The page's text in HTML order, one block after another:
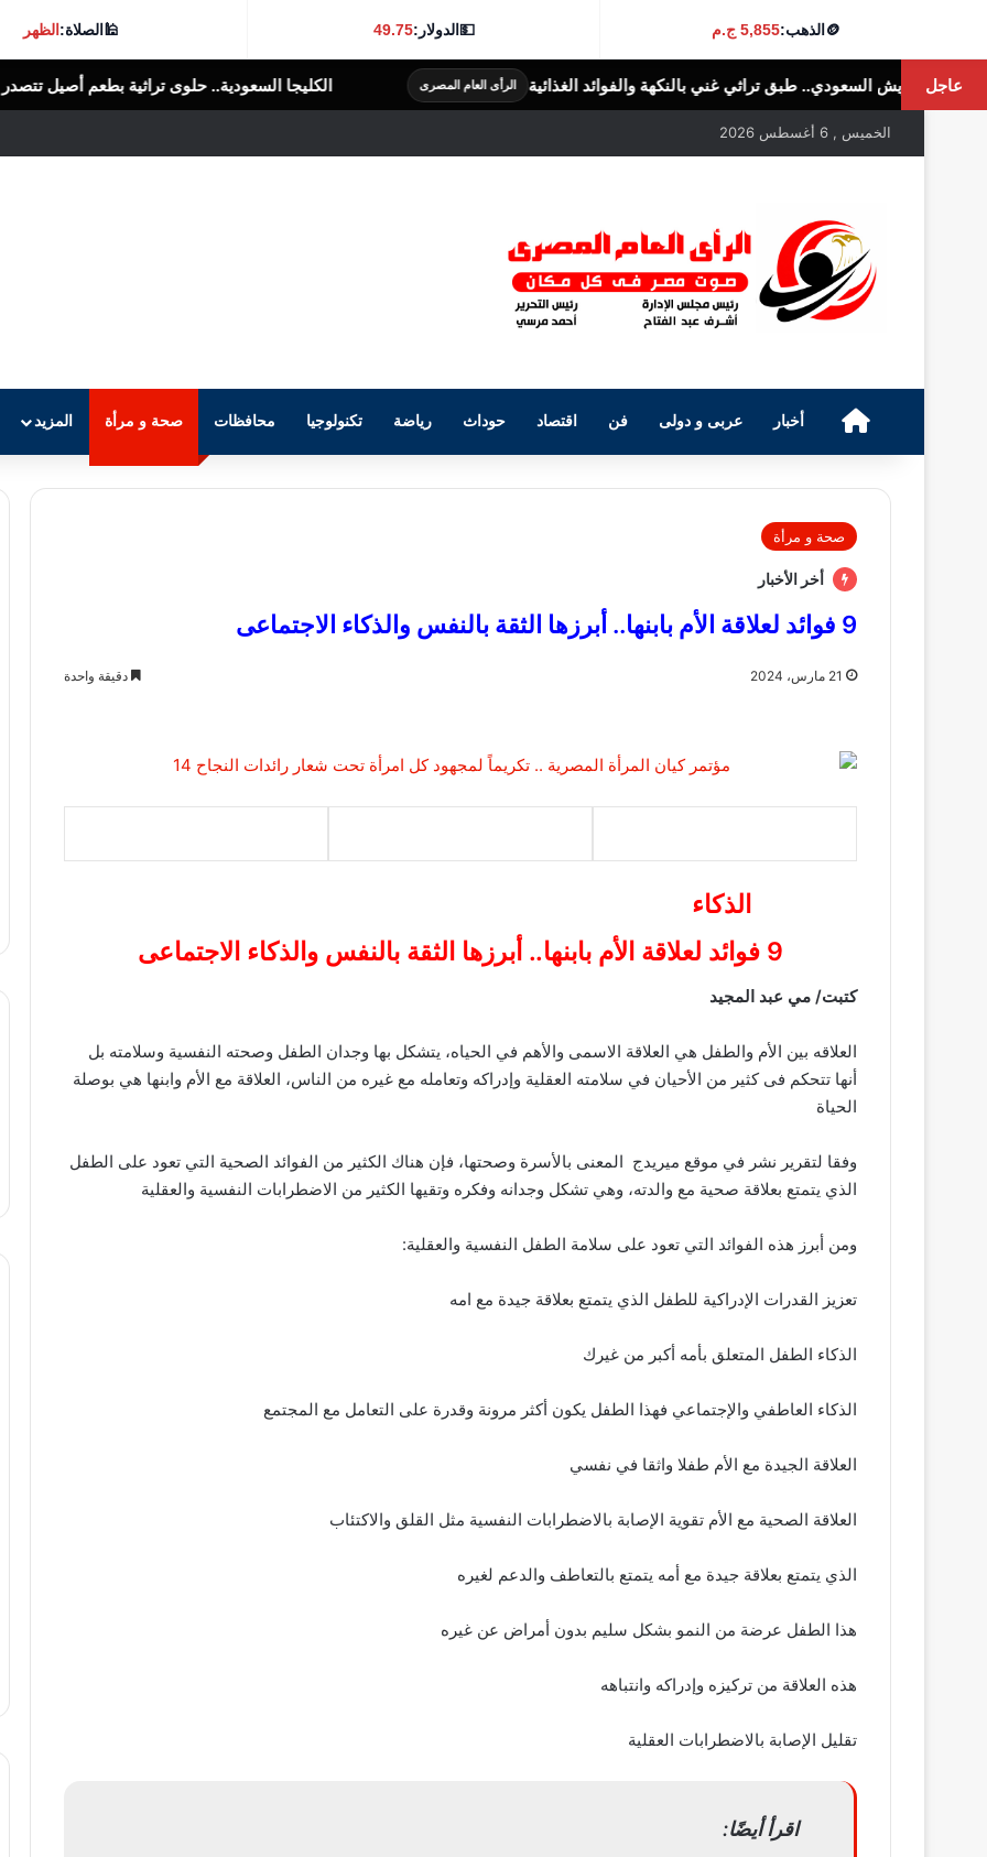
🪙الذهب:5,855 ج.م 💵الدولار:49.75
🕌الصلاة:الظهر
عاجل
طبق تراثي غني بالنكهة والفوائد الغذائية الرأى العام المصرى الكليجا السعودية.. حلوى تراثية بطعم أصيل تتصدر موائد الضيافة الرأى
الخميس , 6 أغسطس 2026
الرئيسيةأخبار عربى و دولى فن اقتصاد حوداث رياضة تكنولوجيا محافظات صحة و مرأة المزيد
صحة و مرأة
أخر الأخبار
9 فوائد لعلاقة الأم بابنها.. أبرزها الثقة بالنفس والذكاء الاجتماعى
21 مارس، 2024 دقيقة واحدة
الذكاء
9 فوائد لعلاقة الأم بابنها.. أبرزها الثقة بالنفس والذكاء الاجتماعى
كتبت/ مي عبد المجيد
العلاقه بين الأم والطفل هي العلاقة الاسمى والأهم في الحياه، يتشكل بها وجدان الطفل وصحته النفسية وسلامته بل
أنها تتحكم فى كثير من الأحيان في سلامته العقلية وإدراكه وتعامله مع غيره من الناس، العلاقة مع الأم وابنها هي بوصلة
الحياة
وفقا لتقرير نشر في موقع ميريدج المعنى بالأسرة وصحتها، فإن هناك الكثير من الفوائد الصحية التي تعود على الطفل
الذي يتمتع بعلاقة صحية مع والدته، وهي تشكل وجدانه وفكره وتقيها الكثير من الاضطرابات النفسية والعقلية
ومن أبرز هذه الفوائد التي تعود على سلامة الطفل النفسية والعقلية:
تعزيز القدرات الإدراكية للطفل الذي يتمتع بعلاقة جيدة مع امه
الذكاء الطفل المتعلق بأمه أكبر من غيرك
الذكاء العاطفي والإجتماعي فهذا الطفل يكون أكثر مرونة وقدرة على التعامل مع المجتمع
العلاقة الجيدة مع الأم طفلا واثقا في نفسي
العلاقة الصحية مع الأم تقوية الإصابة بالاضطرابات النفسية مثل القلق والاكتئاب
الذي يتمتع بعلاقة جيدة مع أمه يتمتع بالتعاطف والدعم لغيره
هذا الطفل عرضة من النمو بشكل سليم بدون أمراض عن غيره
هذه العلاقة من تركيزه وإدراكه وانتباهه
تقليل الإصابة بالاضطرابات العقلية
اقرأ أيضًا: